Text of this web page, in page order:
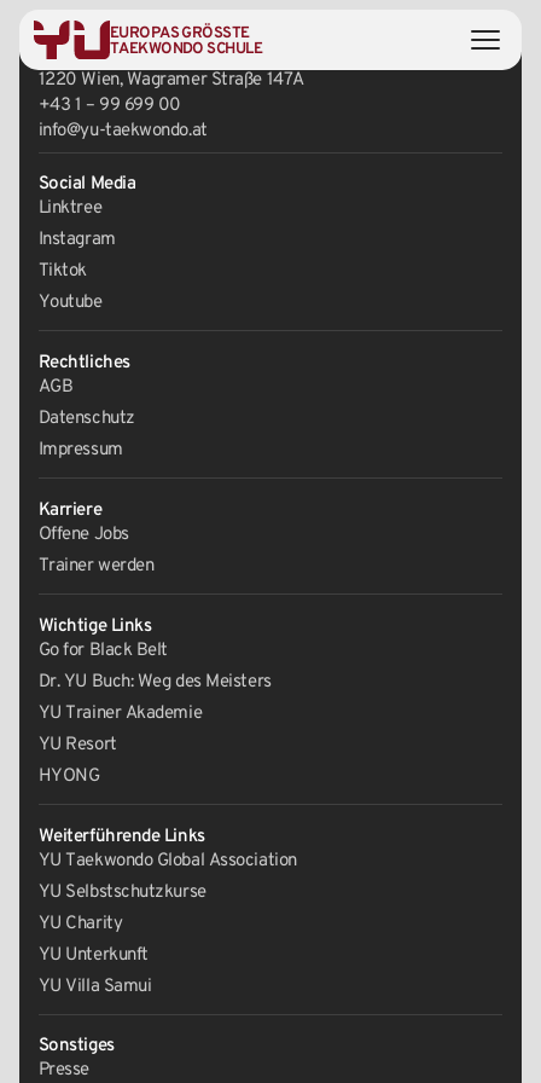
EUROPAS GRÖSSTE
TAEKWONDO SCHULE
Zentrale
1220 Wien, Wagramer Straße 147A
+43 1 – 99 699 00
info@yu-taekwondo.at
Social Media
Linktree
Instagram
Tiktok
Youtube
Rechtliches
AGB
Datenschutz
Impressum
Karriere
Offene Jobs
Trainer werden
Wichtige Links
Go for Black Belt
Dr. YU Buch: Weg des Meisters
YU Trainer Akademie
YU Resort
HYONG
Weiterführende Links
YU Taekwondo Global Association
YU Selbstschutzkurse
YU Charity
YU Unterkunft
YU Villa Samui
Sonstiges
Presse